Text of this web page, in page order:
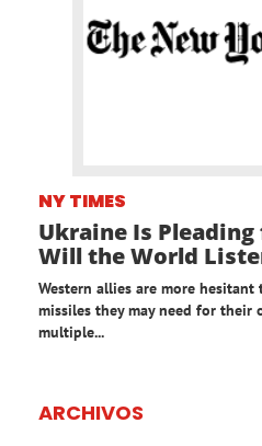
NY TIMES
Ukraine Is
Will the World
Western allies are more
missiles they may need for their
multiple...
ARCHIVOS